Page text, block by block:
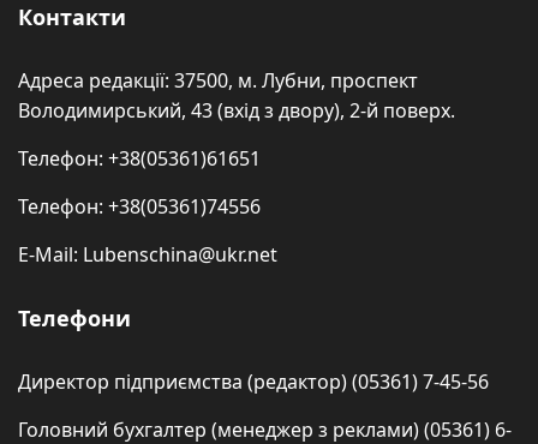
Контакти
Адреса редакції: 37500, м. Лубни, проспект
Володимирський, 43 (вхід з двору), 2-й поверх.
Телефон: +38(05361)61651
Телефон: +38(05361)74556
E-Mail: Lubenschina@ukr.net
Телефони
Директор підприємства (редактор) (05361) 7-45-56
Головний бухгалтер (менеджер з реклами) (05361) 6-